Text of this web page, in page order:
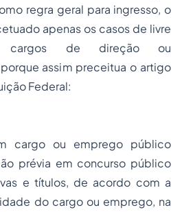
regra geral para ingresso, o
apenas os casos de livre
cargos de direção ou
assim preceitua o artigo
Federal:
cargo ou emprego público
prévia em concurso público
e títulos, de acordo com a
do cargo ou emprego, na